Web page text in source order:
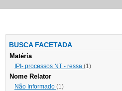
BUSCA FACETADA
Matéria
IPI- processos NT - ressa (1)
Nome Relator
Não Informado (1)